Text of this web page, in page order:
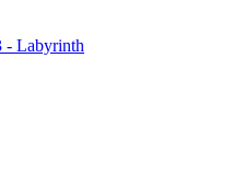
- Labyrinth